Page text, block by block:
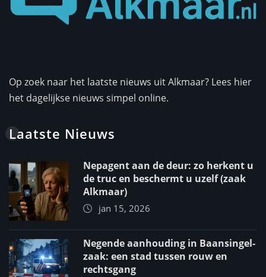
Op zoek naar het laatste nieuws uit Alkmaar? Lees hier
het dagelijkse nieuws simpel online.
Laatste Nieuws
Nepagent aan de deur: zo herkent u
de truc en beschermt u uzelf (zaak
Alkmaar)
jan 15, 2026
Negende aanhouding in Baansingel-
zaak: een stad tussen rouw en
rechtsgang